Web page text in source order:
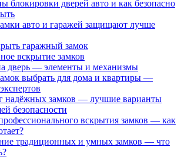
блокировки дверей авто и как безопасно
авто и гаражей защищают лучше
гаражный замок
вскрытие замков
дверь — элементы и механизмы
выбрать для дома и квартиры —
надёжных замков — лучшие варианты
безопасности
вскрытия замков — как
традиционных и умных замков — что